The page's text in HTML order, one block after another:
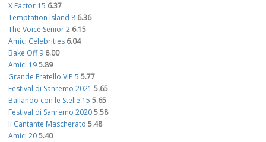
X Factor 15 6.37
Temptation Island 8 6.36
The Voice Senior 2 6.15
Amici Celebrities 6.04
Bake Off 9 6.00
Amici 195.89
Grande Fratello VIP 5 5.77
Festival di Sanremo 2021 5.65
Ballando con le Stelle 15 5.65
Festival di Sanremo 20205.58
Il Cantante Mascherato 5.48
Amici 205.40